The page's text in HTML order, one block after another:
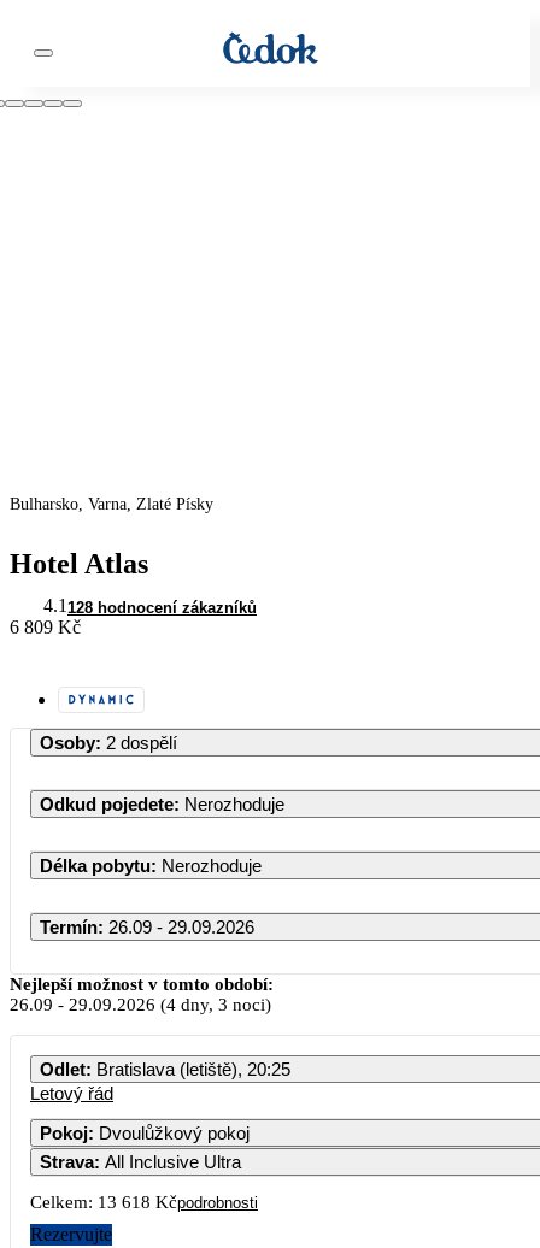
Bulharsko, Varna, Zlaté Písky
Hotel Atlas
4.1 128 hodnocení zákazníků
6 809 Kč
Osoby: 2 dospělí
Odkud pojedete: Nerozhoduje
Délka pobytu: Nerozhoduje
Termín: 26.09 - 29.09.2026
Září
PO ÚT ST ČT
14 290
Nejlepší možnost v tomto období:
26.09 - 29.09.2026 (4 dny, 3 noci)
Odlet: Bratislava (letiště), 20:25
Letový řád
Pokoj: Dvoulůžkový pokoj
Strava: All Inclusive Ultra
Celkem: 13 618 Kčpodrobnosti
Rezervujte